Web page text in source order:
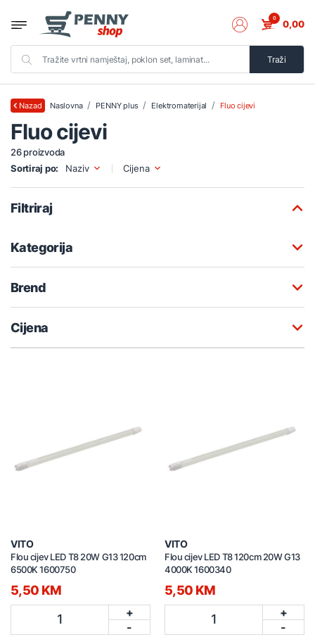
Traži
0 0,00
Nazad Naslovna PENNY plus Elektromaterijal Fluo cijevi
Fluo cijevi
26 proizvoda
Sortiraj po:
Naziv Cijena
Filtriraj
Kategorija
Brend
Cijena
VITO
Flou cijev LED T8 20W G13 120cm
6500K 1600750
5,50 KM
1
+
-
VITO
Flou cijev LED T8 120cm 20W G13
4000K 1600340
5,50 KM
1
+
-